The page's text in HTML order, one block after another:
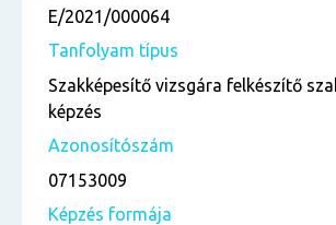
E/2021/000064
Tanfolyam típus
Szakképesítő vizsgára felkészítő
képzés
Azonosítószám
07153009
Képzés formája